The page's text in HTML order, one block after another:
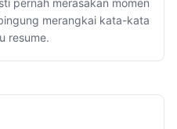
pernah merasakan momen
merangkai kata-kata
resume.